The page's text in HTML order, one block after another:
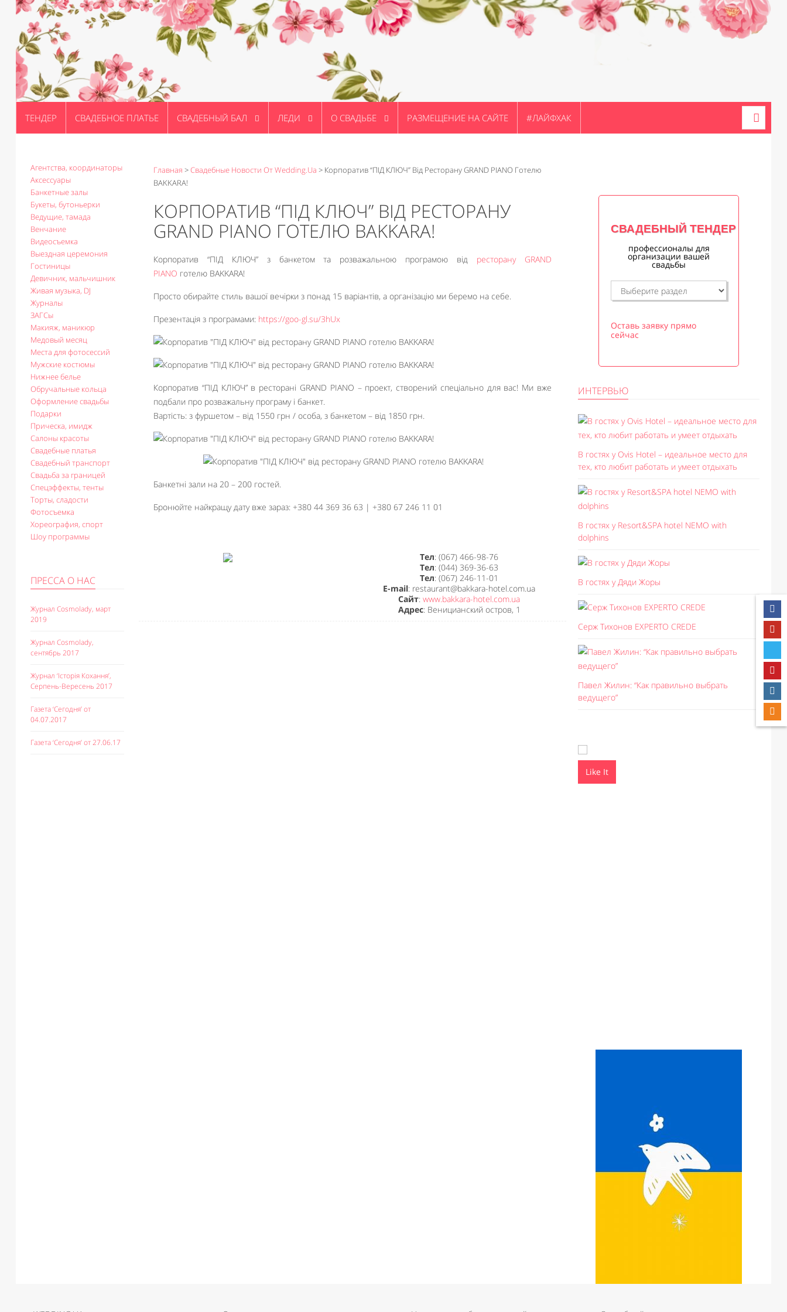
ТЕНДЕР СВАДЕБНОЕ ПЛАТЬЕ СВАДЕБНЫЙ БАЛ ЛЕДИ О СВАДЬБЕ РАЗМЕЩЕНИЕ НА САЙТЕ #ЛАЙФХАК
Агентства, координаторы
Аксессуары
Банкетные залы
Букеты, бутоньерки
Ведущие, тамада
Венчание
Видеосъемка
Выездная церемония
Гостиницы
Девичник, мальчишник
Живая музыка, DJ
Журналы
ЗАГСы
Макияж, маникюр
Медовый месяц
Места для фотосессий
Мужские костюмы
Нижнее белье
Обручальные кольца
Оформление свадьбы
Подарки
Прическа, имидж
Салоны красоты
Свадебные платья
Свадебный транспорт
Свадьба за границей
Спецэффекты, тенты
Торты, сладости
Фотосъемка
Хореография, спорт
Шоу программы
ПРЕССА О НАС
Журнал Cosmolady, март
2019
Журнал Cosmolady,
сентябрь 2017
Журнал ‘Історія Кохання’,
Серпень-Вересень 2017
Газета ‘Сегодня’ от
04.07.2017
Газета ‘Сегодня’ от 27.06.17
Главная >Свадебные Новости От Wedding.ua > Корпоратив “ПІД КЛЮЧ” Від Ресторану GRAND PIANO Готелю
BAKKARA!
КОРПОРАТИВ “ПІД КЛЮЧ” ВІД РЕСТОРАНУ
GRAND PIANO ГОТЕЛЮ BAKKARA!
Корпоратив “ПІД КЛЮЧ” з банкетом та розважальною програмою від ресторану GRAND
PIANO готелю BAKKARA!
Просто обирайте стиль вашої вечірки з понад 15 варіантів, а організацію ми беремо на себе.
Презентація з програмами: https://goo-gl.su/3hUx
Корпоратив “ПІД КЛЮЧ” в ресторані GRAND PIANO – проект, створений спеціально для вас! Ми вже
подбали про розважальну програму і банкет.
Вартість: з фуршетом – від 1550 грн / особа, з банкетом – від 1850 грн.
Банкетні зали на 20 – 200 гостей.
Бронюйте найкращу дату вже зараз: +380 44 369 36 63 | +380 67 246 11 01
Тел: (067) 466-98-76
Тел: (044) 369-36-63
Тел: (067) 246-11-01
E-mail: restaurant@bakkara-hotel.com.ua
Сайт:www.bakkara-hotel.com.ua
Адрес: Веницианский остров, 1
СВАДЕБНЫЙ ТЕНДЕР
профессионалы для
организации вашей
свадьбы
Оставь заявку прямо
сейчас
ИНТЕРВЬЮ
В гостях у Ovis Hotel – идеальное место для
тех, кто любит работать и умеет отдыхать
В гостях у Resort&SPA hotel NEMO with
dolphins
В гостях у Дяди Жоры
Серж Тихонов EXPERTO CREDE
Павел Жилин: “Как правильно выбрать
ведущего”
Like It